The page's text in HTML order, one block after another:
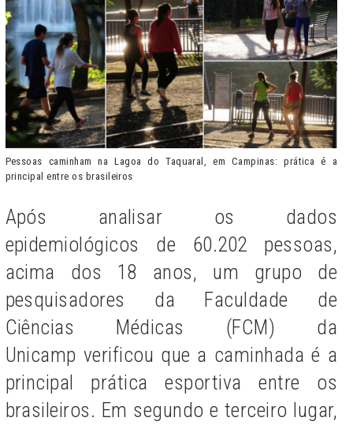
Pessoas caminham na Lagoa do Taquaral, em Campinas: prática é a
principal entre os brasileiros
Após analisar os dados
epidemiológicos de 60.202 pessoas,
acima dos 18 anos, um grupo de
pesquisadores da Faculdade de
Ciências Médicas (FCM) da
Unicamp verificou que a caminhada é a
principal prática esportiva entre os
brasileiros. Em segundo e terceiro lugar,